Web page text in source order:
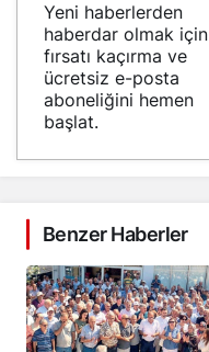
Yeni haberlerden
haberdar olmak için
fırsatı kaçırma ve
ücretsiz e-posta
aboneliğini hemen
başlat.
Benzer Haberler